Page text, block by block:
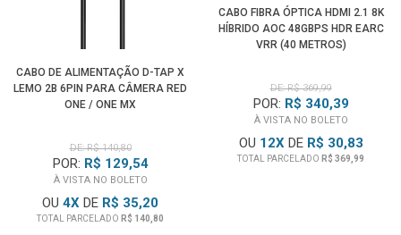
• Suporte para Troca rápida de mídia QMS e transporte
até 48 Gb/s
• Alta Durabilidade com Conectores tomada banhada a
ouro é condutibilidade forte e sinal estável
• Cabo Fino e flexível com raio de curvatura mais de 20mm
para a instalação fácil em áreas apertadas.
* Deve ser instalado na direção correta: Plug "Source" para
CABO DE ALIMENTAÇÃO D-TAP X
LEMO 2B 6PIN PARA CÂMERA RED
ONE / ONE MX
DE: R$ 140,80
POR: R$ 129,54
À VISTA NO BOLETO
OU 4X DE R$ 35,20
TOTAL PARCELADO R$ 140,80
CABO FIBRA ÓPTICA HDMI 2.1 8K
HÍBRIDO AOC 48GBPS HDR EARC
VRR (40 METROS)
DE: R$ 369,99
POR: R$ 340,39
À VISTA NO BOLETO
OU 12XDE R$ 30,83
TOTAL PARCELADO R$ 369,99